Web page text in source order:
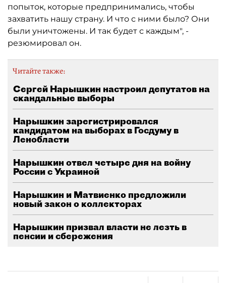
попыток, которые предпринимались, чтобы
захватить нашу страну. И что с ними было? Они
были уничтожены. И так будет с каждым", -
резюмировал он.
Читайте также:
Сергей Нарышкин настроил депутатов на
скандальные выборы
Нарышкин зарегистрировался
кандидатом на выборах в Госдуму в
Ленобласти
Нарышкин отвел четыре дня на войну
России с Украиной
Нарышкин и Матвиенко предложили
новый закон о коллекторах
Нарышкин призвал власти не лезть в
пенсии и сбережения